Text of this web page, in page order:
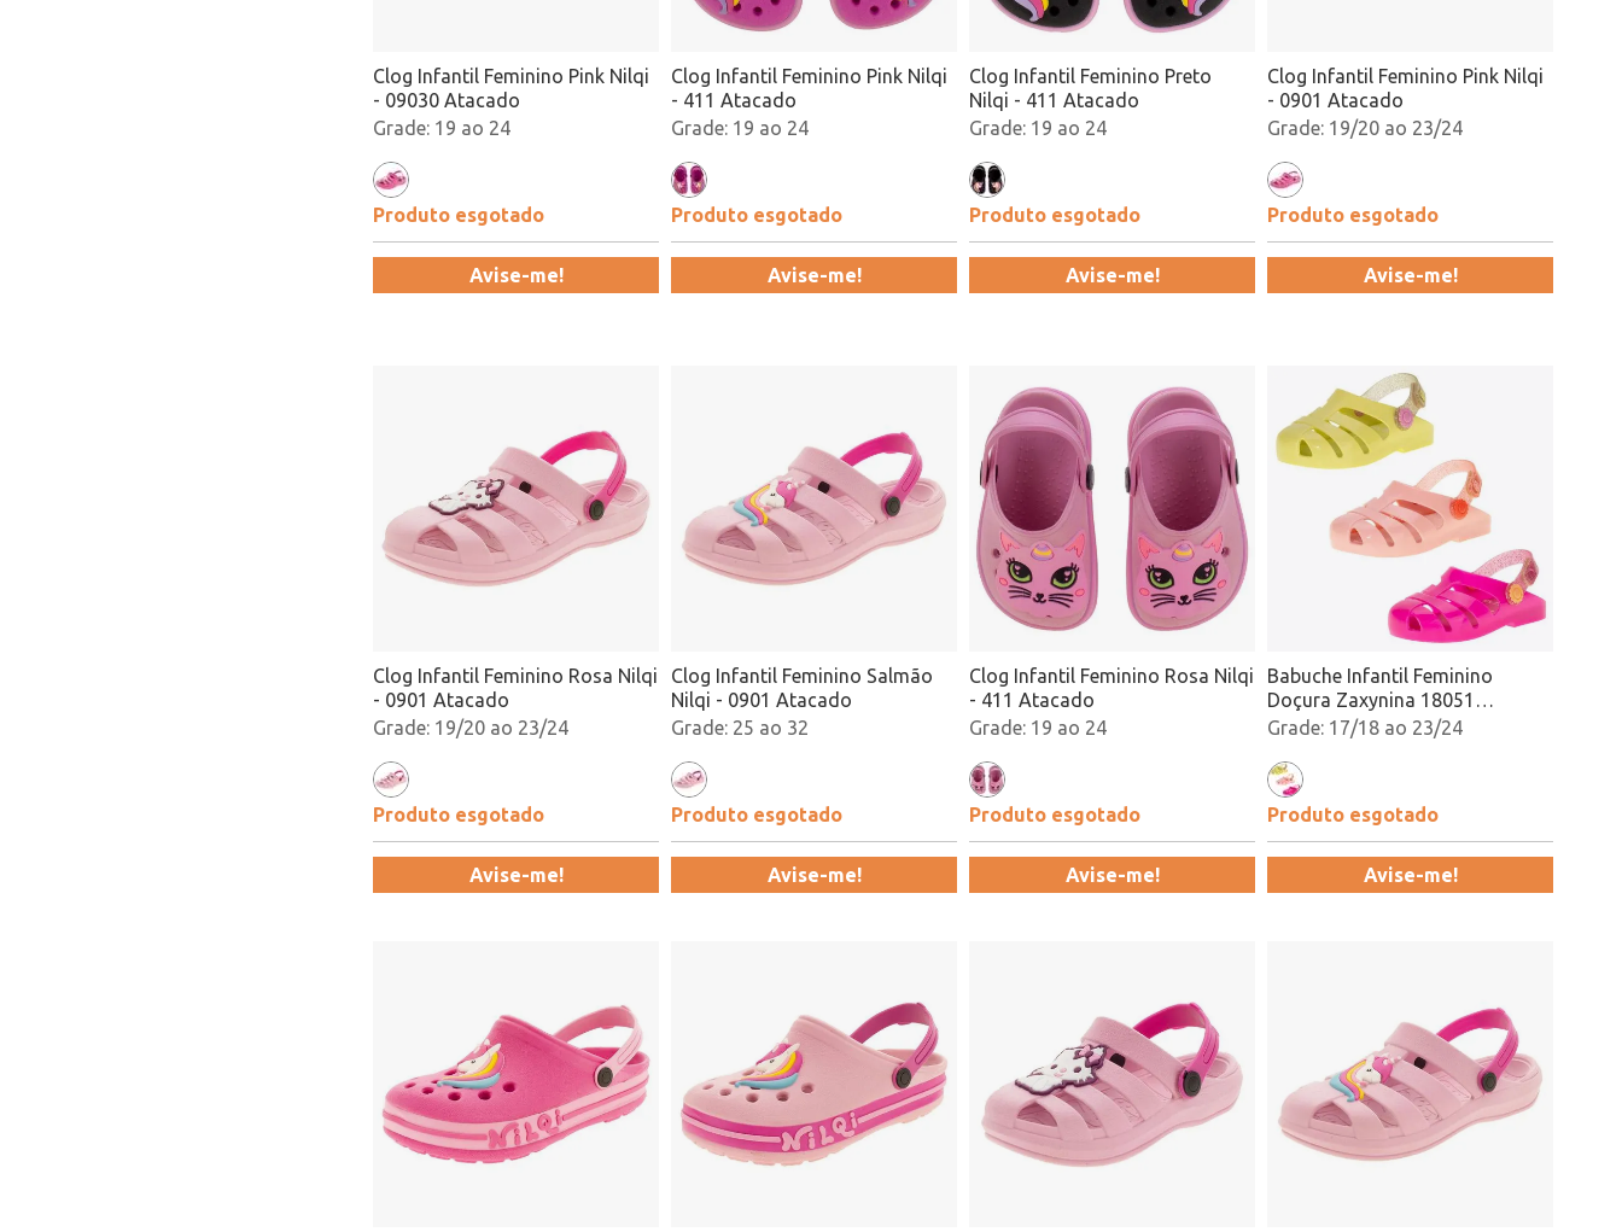
Clog Infantil Feminino Pink Nilqi
- 09030 Atacado
19 ao 24
Produto esgotado
Avise-me!
Clog Infantil Feminino Pink Nilqi
- 411 Atacado
19 ao 24
Produto esgotado
Avise-me!
Clog Infantil Feminino Preto
Nilqi - 411 Atacado
19 ao 24
Produto esgotado
Avise-me!
Clog Infantil Feminino Pink Nilqi
- 0901 Atacado
19/20 ao 23/24
Produto esgotado
Avise-me!
Clog Infantil Feminino Rosa Nilqi
- 0901 Atacado
19/20 ao 23/24
Produto esgotado
Avise-me!
Clog Infantil Feminino Salmão
Nilqi - 0901 Atacado
25 ao 32
Produto esgotado
Avise-me!
Clog Infantil Feminino Rosa Nilqi
- 411 Atacado
19 ao 24
Produto esgotado
Avise-me!
Babuche Infantil Feminino
Doçura Zaxynina 18051
Sortidos Atacado
17/18 ao 23/24
Produto esgotado
Avise-me!